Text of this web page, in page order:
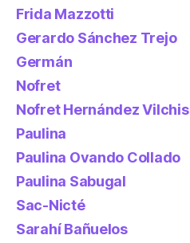
Frida Mazzotti
Gerardo Sánchez Trejo
Germán
Nofret
Nofret Hernández Vilchis
Paulina
Paulina Ovando Collado
Paulina Sabugal
Sac-Nicté
Sarahí Bañuelos